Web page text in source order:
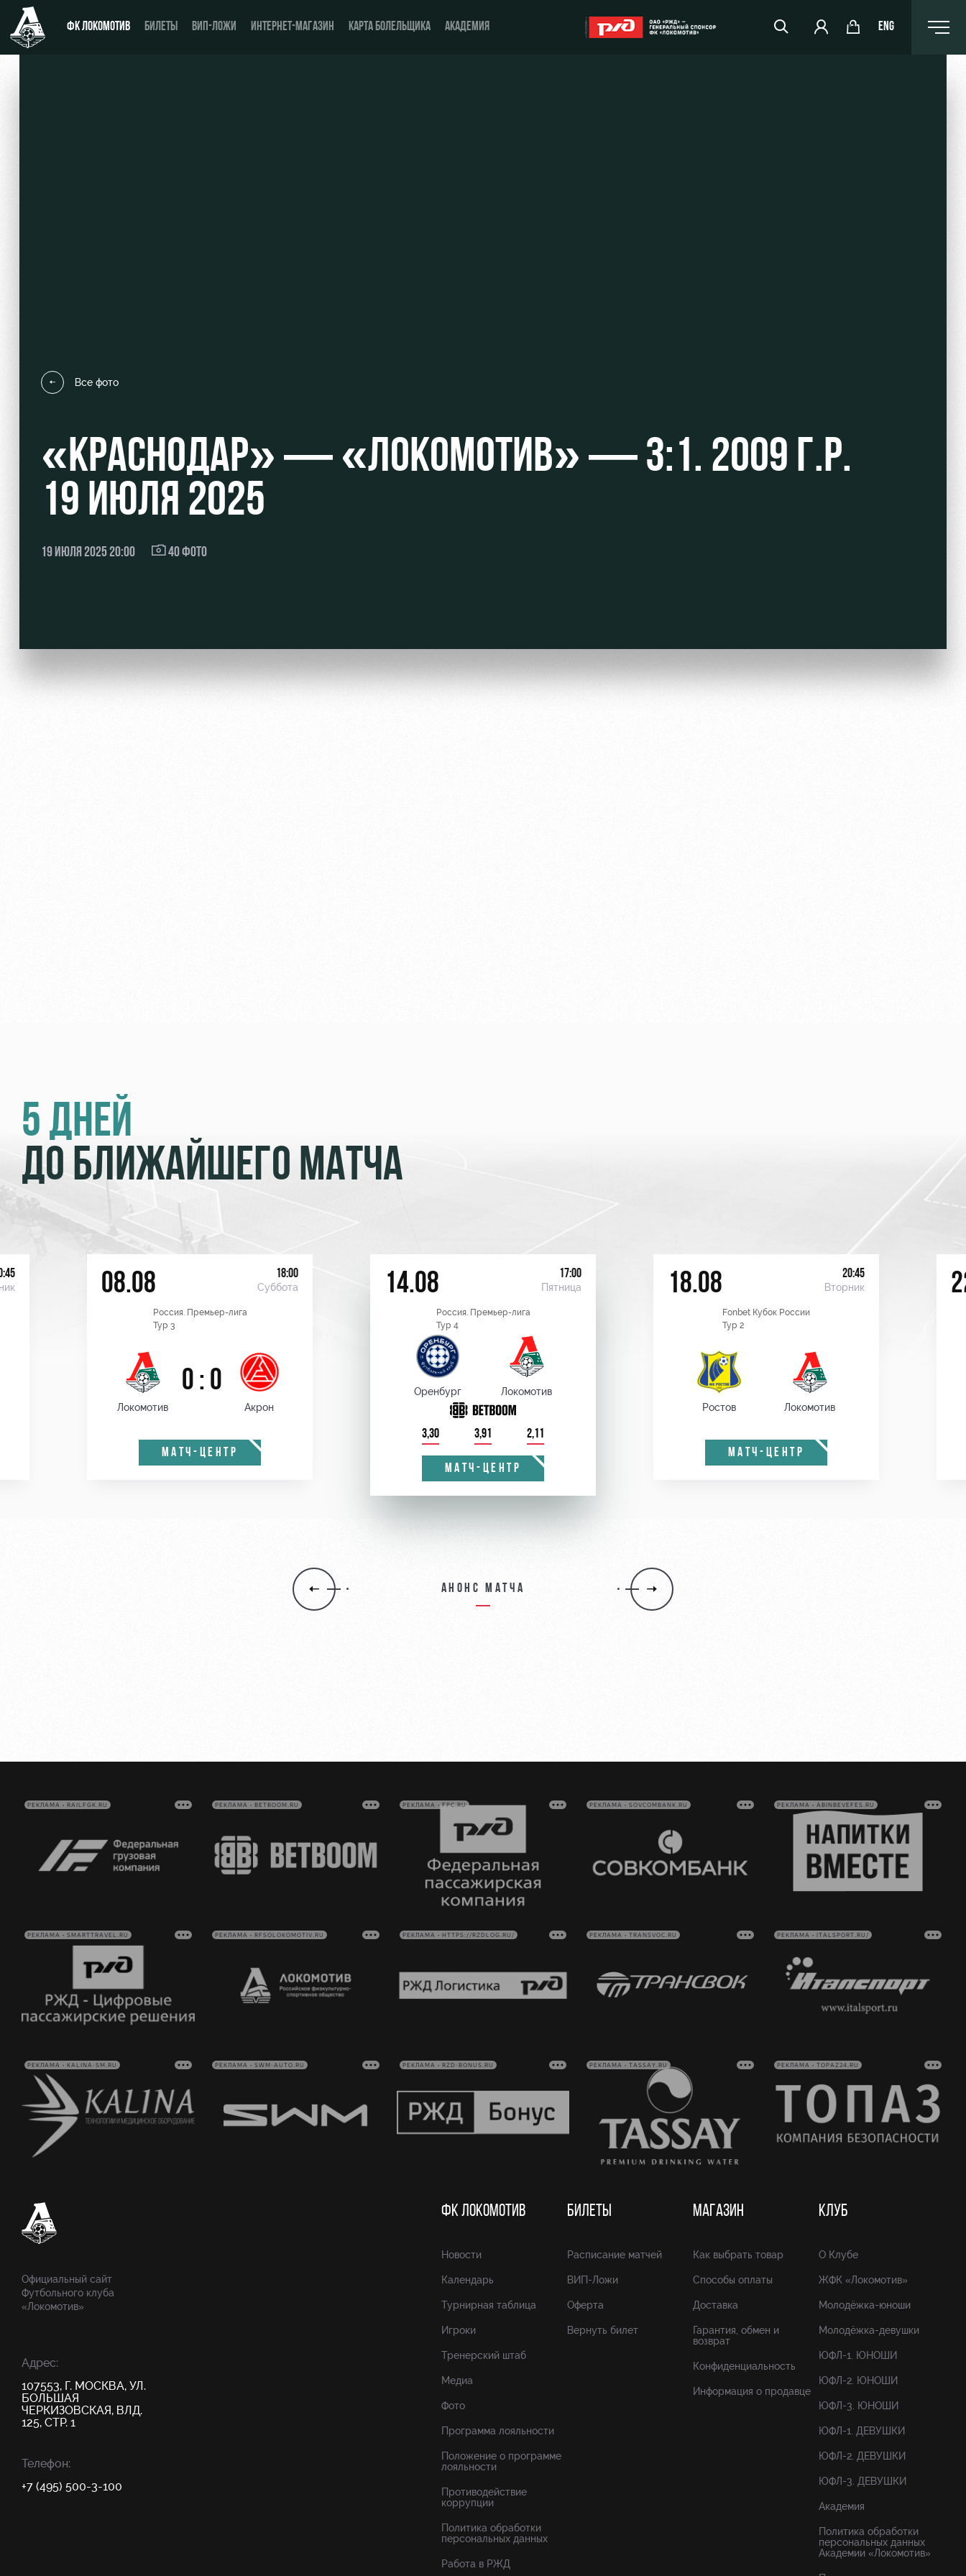
ФК ЛОКОМОТИВ БИЛЕТЫ ВИП-ЛОЖИ ИНТЕРНЕТ-МАГАЗИН КАРТА БОЛЕЛЬЩИКА АКАДЕМИЯ ENG
Локо-Лето
Академия
Как поступить
Контакты Академии
Банковская карта «Локомотив»
Заставки
Программа лояльности
Все фото
«КРАСНОДАР» — «ЛОКОМОТИВ» — 3:1. 2009 Г.Р.
19 ИЮЛЯ 2025
19 ИЮЛЯ 2025 20:00 40 ФОТО
5 ДНЕЙ
ДО БЛИЖАЙШЕГО МАТЧА
08.08 18:00
Суббота
Россия. Премьер-лига
Тур 3
Локомотив
0 : 0
Акрон
МАТЧ-ЦЕНТР
14.08 17:00
Пятница
Россия. Премьер-лига
Тур 4
Оренбург Локомотив
3,30 3,91 2,11
МАТЧ-ЦЕНТР
18.08 20:45
Вторник
Fonbet Кубок России
Тур 2
Ростов Локомотив
МАТЧ-ЦЕНТР
Анонс матча
РЕКЛАМА • RAILFGK.RU РЕКЛАМА • BETBOOM.RU РЕКЛАМА • FPC.RU РЕКЛАМА • SOVCOMBANK.RU РЕКЛАМА • ABINBEVEFES.RU
РЕКЛАМА • SMARTTRAVEL.RU РЕКЛАМА • RFSOLOKOMOTIV.RU РЕКЛАМА • HTTPS://RZDLOG.RU/ РЕКЛАМА • TRANSVOC.RU РЕКЛАМА • ITALSPORT.RU/
РЕКЛАМА • KALINA-SM.RU РЕКЛАМА • SWM-AUTO.RU РЕКЛАМА • RZD-BONUS.RU РЕКЛАМА • TASSAY.RU РЕКЛАМА • TOPAZ24.RU
Официальный сайт
Футбольного клуба
«Локомотив»
Адрес:
107553, Г. МОСКВА, УЛ.
БОЛЬШАЯ
ЧЕРКИЗОВСКАЯ, ВЛД.
125, СТР. 1
Телефон:
+7 (495) 500-3-100
ФК ЛОКОМОТИВ
Новости
Календарь
Турнирная таблица
Игроки
Тренерский штаб
Медиа
Фото
Программа лояльности
Положение о программе
лояльности
Противодействие
коррупции
Политика обработки
персональных данных
Работа в РЖД
БИЛЕТЫ
Расписание матчей
ВИП-Ложи
Оферта
Вернуть билет
МАГАЗИН
Как выбрать товар
Способы оплаты
Доставка
Гарантия, обмен и
возврат
Конфиденциальность
Информация о продавце
КЛУБ
О Клубе
ЖФК «Локомотив»
Молодёжка-юноши
Молодёжка-девушки
ЮФЛ-1. ЮНОШИ
ЮФЛ-2. ЮНОШИ
ЮФЛ-3. ЮНОШИ
ЮФЛ-1. ДЕВУШКИ
ЮФЛ-2. ДЕВУШКИ
ЮФЛ-3. ДЕВУШКИ
Академия
Политика обработки
персональных данных
Академии «Локомотив»